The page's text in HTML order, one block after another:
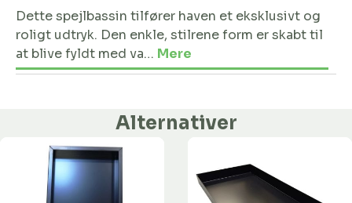
Dette spejlbassin tilfører haven et eksklusivt og
roligt udtryk. Den enkle, stilrene form er skabt til
at blive fyldt med va… Mere
Alternativer